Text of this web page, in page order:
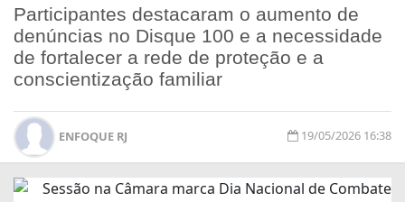
Participantes destacaram o aumento de
denúncias no Disque 100 e a necessidade
de fortalecer a rede de proteção e a
conscientização familiar
ENFOQUE RJ 19/05/2026 16:38